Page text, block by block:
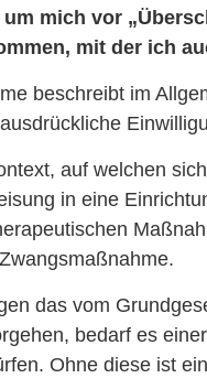
mich vor
mit der ich
beschreibt im
auf welchen
in eine
das vom
bedarf es
Ohne diese ist